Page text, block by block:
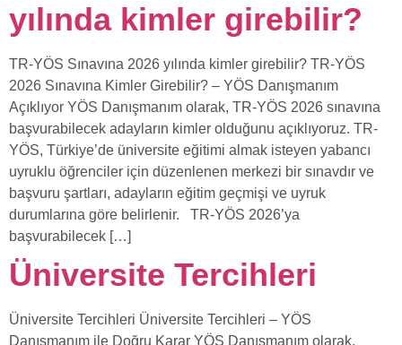
yılında kimler girebilir?
TR-YÖS Sınavına 2026 yılında kimler girebilir? TR-YÖS
2026 Sınavına Kimler Girebilir? – YÖS Danışmanım
Açıklıyor YÖS Danışmanım olarak, TR-YÖS 2026 sınavına
başvurabilecek adayların kimler olduğunu açıklıyoruz. TR-
YÖS, Türkiye’de üniversite eğitimi almak isteyen yabancı
uyruklu öğrenciler için düzenlenen merkezi bir sınavdır ve
başvuru şartları, adayların eğitim geçmişi ve uyruk
durumlarına göre belirlenir. TR-YÖS 2026’ya
başvurabilecek […]
Üniversite Tercihleri
Üniversite Tercihleri Üniversite Tercihleri – YÖS
Danışmanım ile Doğru Karar YÖS Danışmanım olarak,